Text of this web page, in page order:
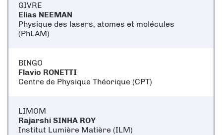
GIVRE
Elias NEEMAN
Physique des lasers, atomes et molécules
(PhLAM)
BINGO
Flavio RONETTI
Centre de Physique Théorique (CPT)
LIMOM
Rajarshi SINHA ROY
Institut Lumière Matière (ILM)